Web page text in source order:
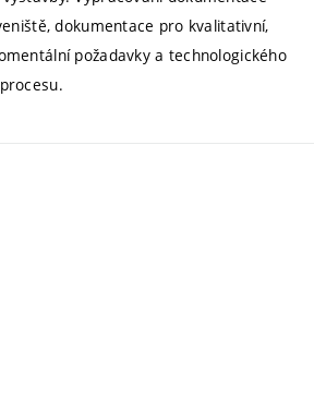
dokumentace pro kvalitativní,
požadavky a technologického